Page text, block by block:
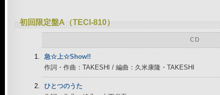
初回限定盤A（TECI-810）
CD
急☆上☆Show!!
作詞・作曲：TAKESHI / 編曲：久米康隆・TAKESHI
ひとつのうた